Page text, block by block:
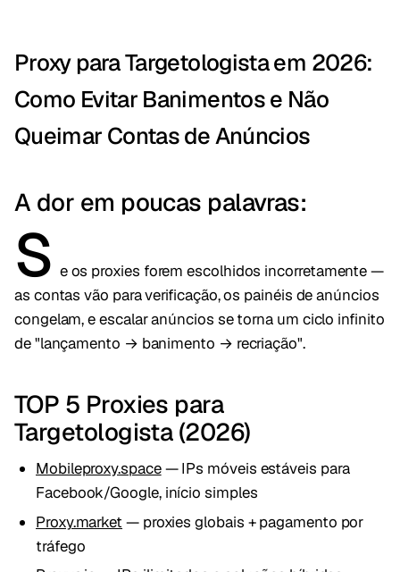
Proxy para Targetologista em 2026:
Como Evitar Banimentos e Não
Queimar Contas de Anúncios
A dor em poucas palavras:
S e os proxies forem escolhidos incorretamente —
as contas vão para verificação, os painéis de anúncios
congelam, e escalar anúncios se torna um ciclo infinito
de "lançamento → banimento → recriação".
TOP 5 Proxies para
Targetologista (2026)
Mobileproxy.space— IPs móveis estáveis para
Facebook/Google, início simples
Proxy.market — proxies globais + pagamento por
tráfego